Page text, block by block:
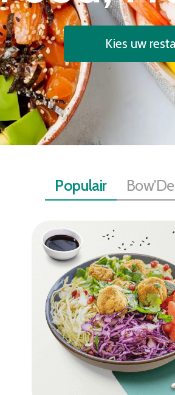
Kies uw
Populair